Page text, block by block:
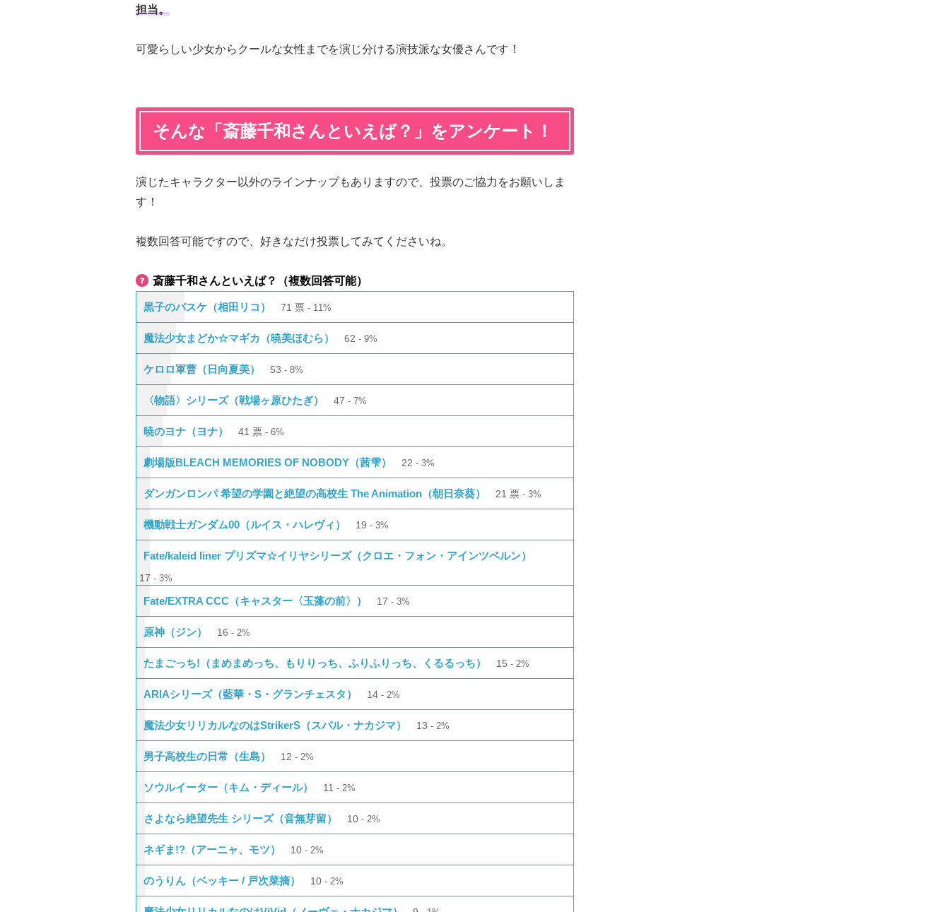
担当。
可愛らしい少女からクールな女性までを演じ分ける演技派な女優さんです！
そんな「斎藤千和さんといえば？」をアンケート！
演じたキャラクター以外のラインナップもありますので、投票のご協力をお願いしま
す！
複数回答可能ですので、好きなだけ投票してみてくださいね。
斎藤千和さんといえば？（複数回答可能）
黒子のバスケ（相田リコ） 71 票 11%
魔法少女まどか☆マギカ（暁美ほむら） 62 9%
ケロロ軍曹（日向夏美） 53 8%
〈物語〉シリーズ（戦場ヶ原ひたぎ） 47 7%
暁のヨナ（ヨナ） 41 票 6%
劇場版BLEACH MEMORIES OF NOBODY（茜雫） 22 3%
ダンガンロンパ 希望の学園と絶望の高校生 The Animation（朝日奈葵） 21 票 3%
機動戦士ガンダム00（ルイス・ハレヴィ） 19 3%
Fate/kaleid liner プリズマ☆イリヤシリーズ（クロエ・フォン・アインツベルン）
17 3%
Fate/EXTRA CCC（キャスター〈玉藻の前〉） 17 3%
原神（ジン） 16 2%
たまごっち!（まめまめっち、もりりっち、ふりふりっち、くるるっち） 15 2%
ARIAシリーズ（藍華・S・グランチェスタ） 14 2%
魔法少女リリカルなのはStrikerS（スバル・ナカジマ） 13 2%
男子高校生の日常（生島） 12 2%
ソウルイーター（キム・ディール） 11 2%
さよなら絶望先生 シリーズ（音無芽留） 10 2%
ネギま!?（アーニャ、モツ） 10 2%
のうりん（ベッキー / 戸次菜摘） 10 2%